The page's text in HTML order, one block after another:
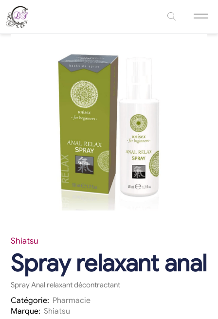
Shiatsu
Spray relaxant anal
Spray Anal relaxant décontractant
Catégorie: Pharmacie
Marque: Shiatsu